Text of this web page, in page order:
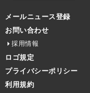
メールニュース登録
お問い合わせ
採用情報
ロゴ規定
プライバシーポリシー
利用規約